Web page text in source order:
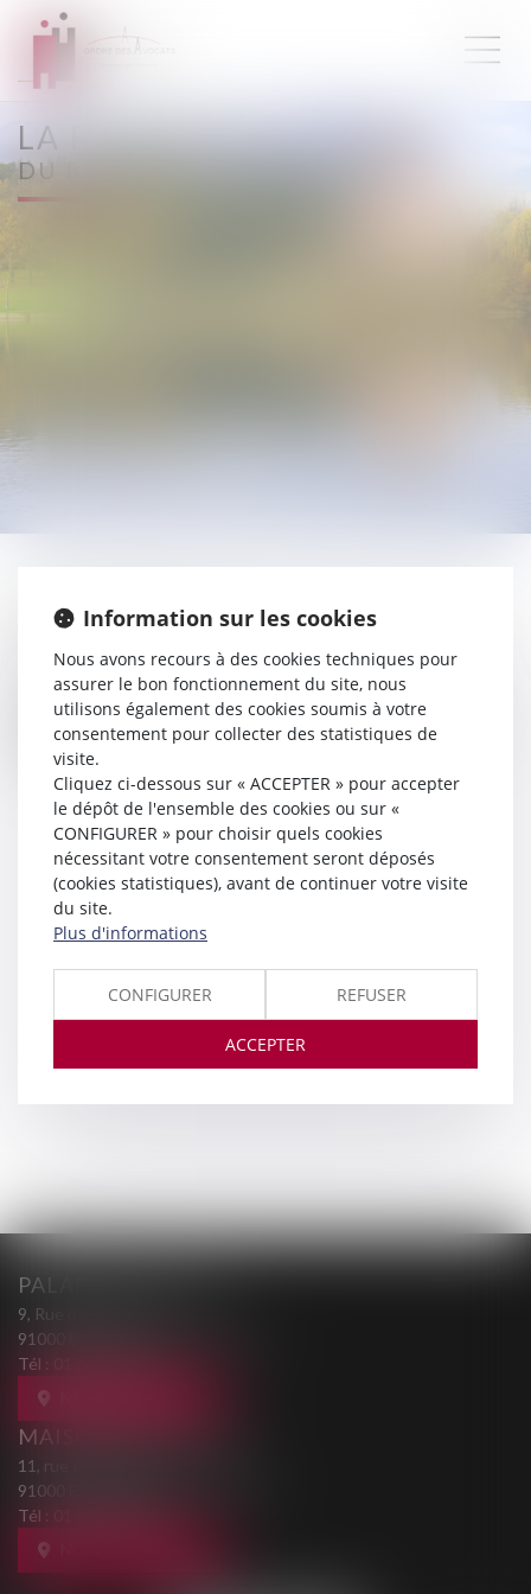
LA PERMANENCE PÉNALE
DU BARREAU DE L'ESSONNE
Les Avocats du Barreau de l'Essonne assurent une permanence
pénale quotidienne 7 jours / 7.
L'Avocat de permanence, commis d'office, assure la défense des
personnes n'ayant pas d'Avocat qui sont présentées au Juge
d'Instruction, au Juge de la liberté et de la détention ou devant le
Tribunal Correctionnel.
PALAIS DE JUSTICE
9, Rue des Mazières
91000 EVRY-COURCOURONNES
Tél :
MAISON DE L'AVOCAT
11, rue des Mazières
91000 EVRY-COURCOURONNES
Tél :
Information sur les cookies
Nous avons recours à des cookies techniques pour
assurer le bon fonctionnement du site, nous
utilisons également des cookies soumis à votre
consentement pour collecter des statistiques de
visite.
Cliquez ci-dessous sur « ACCEPTER » pour accepter
le dépôt de l'ensemble des cookies ou sur «
CONFIGURER » pour choisir quels cookies
nécessitant votre consentement seront déposés
(cookies statistiques), avant de continuer votre visite
du site.
Plus d'informations
CONFIGURER REFUSER
ACCEPTER